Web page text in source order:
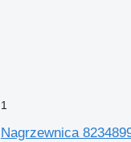
1
Nagrzewnica